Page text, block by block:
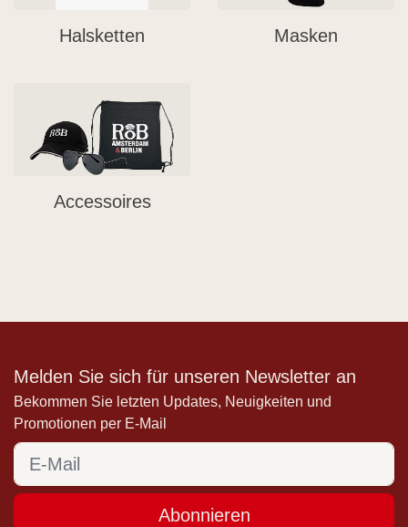
Halsketten Masken
Accessoires
Melden Sie sich für unseren Newsletter an
Bekommen Sie letzten Updates, Neuigkeiten und
Promotionen per E-Mail
Abonnieren